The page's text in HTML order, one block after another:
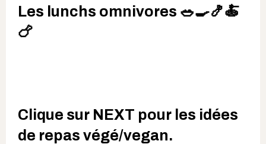
Les lunchs omnivores 🥗🍳🍤🍝
🍗
Clique sur NEXT pour les idées
de repas végé/vegan.